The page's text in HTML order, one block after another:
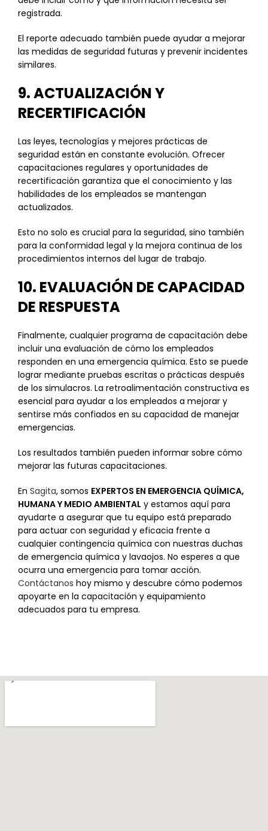
registrada.
El reporte adecuado también puede ayudar a mejorar
las medidas de seguridad futuras y prevenir incidentes
similares.
9. ACTUALIZACIÓN Y
RECERTIFICACIÓN
Las leyes, tecnologías y mejores prácticas de
seguridad están en constante evolución. Ofrecer
capacitaciones regulares y oportunidades de
recertificación garantiza que el conocimiento y las
habilidades de los empleados se mantengan
actualizados.
Esto no solo es crucial para la seguridad, sino también
para la conformidad legal y la mejora continua de los
procedimientos internos del lugar de trabajo.
10. EVALUACIÓN DE CAPACIDAD
DE RESPUESTA
Finalmente, cualquier programa de capacitación debe
incluir una evaluación de cómo los empleados
responden en una emergencia química. Esto se puede
lograr mediante pruebas escritas o prácticas después
de los simulacros. La retroalimentación constructiva es
esencial para ayudar a los empleados a mejorar y
sentirse más confiados en su capacidad de manejar
emergencias.
Los resultados también pueden informar sobre cómo
mejorar las futuras capacitaciones.
En Sagita, somos EXPERTOS EN EMERGENCIA QUÍMICA,
HUMANA Y MEDIO AMBIENTAL y estamos aquí para
ayudarte a asegurar que tu equipo está preparado
para actuar con seguridad y eficacia frente a
cualquier contingencia química con nuestras duchas
de emergencia química y lavaojos. No esperes a que
ocurra una emergencia para tomar acción.
Contáctanos hoy mismo y descubre cómo podemos
apoyarte en la capacitación y equipamiento
adecuados para tu empresa.